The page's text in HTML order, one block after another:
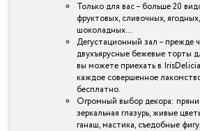
Только для вас – больше 20
фруктовых, сливочных,
шоколадных…
Дегустационный зал – прежде
двухъярусные бежевые торты
вы можете приехать в
каждое совершенное
бесплатно.
Огромный выбор декора:
зеркальная глазурь, живые
ганаш, мастика, съедобные